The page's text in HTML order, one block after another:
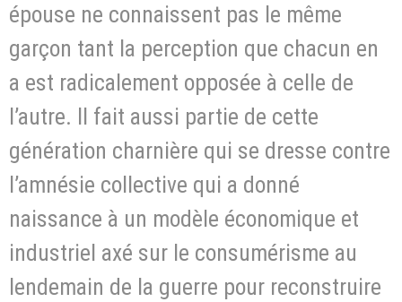
épouse ne connaissent pas le même
garçon tant la perception que chacun en
a est radicalement opposée à celle de
l’autre. Il fait aussi partie de cette
génération charnière qui se dresse contre
l’amnésie collective qui a donné
naissance à un modèle économique et
industriel axé sur le consumérisme au
lendemain de la guerre pour reconstruire